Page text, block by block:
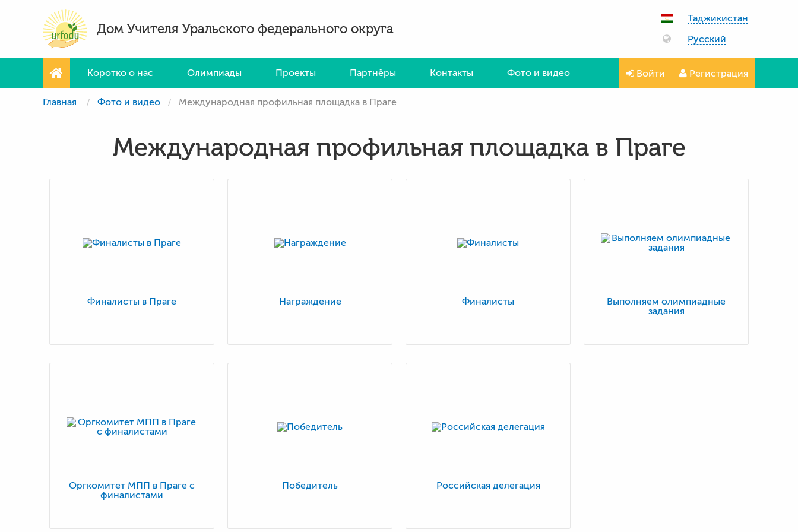
Дом Учителя Уральского федерального округа
Таджикистан
Русский
Коротко о нас Олимпиады Проекты Партнёры Контакты Фото и видео Войти Регистрация
Главная Фото и видео Международная профильная площадка в Праге
Международная профильная площадка в Праге
Финалисты в Праге Награждение Финалисты
Выполняем олимпиадные
задания
Оргкомитет МПП в Праге с
финалистами
Победитель Российская делегация